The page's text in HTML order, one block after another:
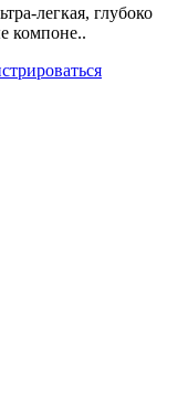
легкая, глубоко
компоне..